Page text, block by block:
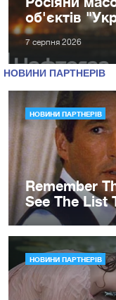
об'єктів
7 серпня 2026